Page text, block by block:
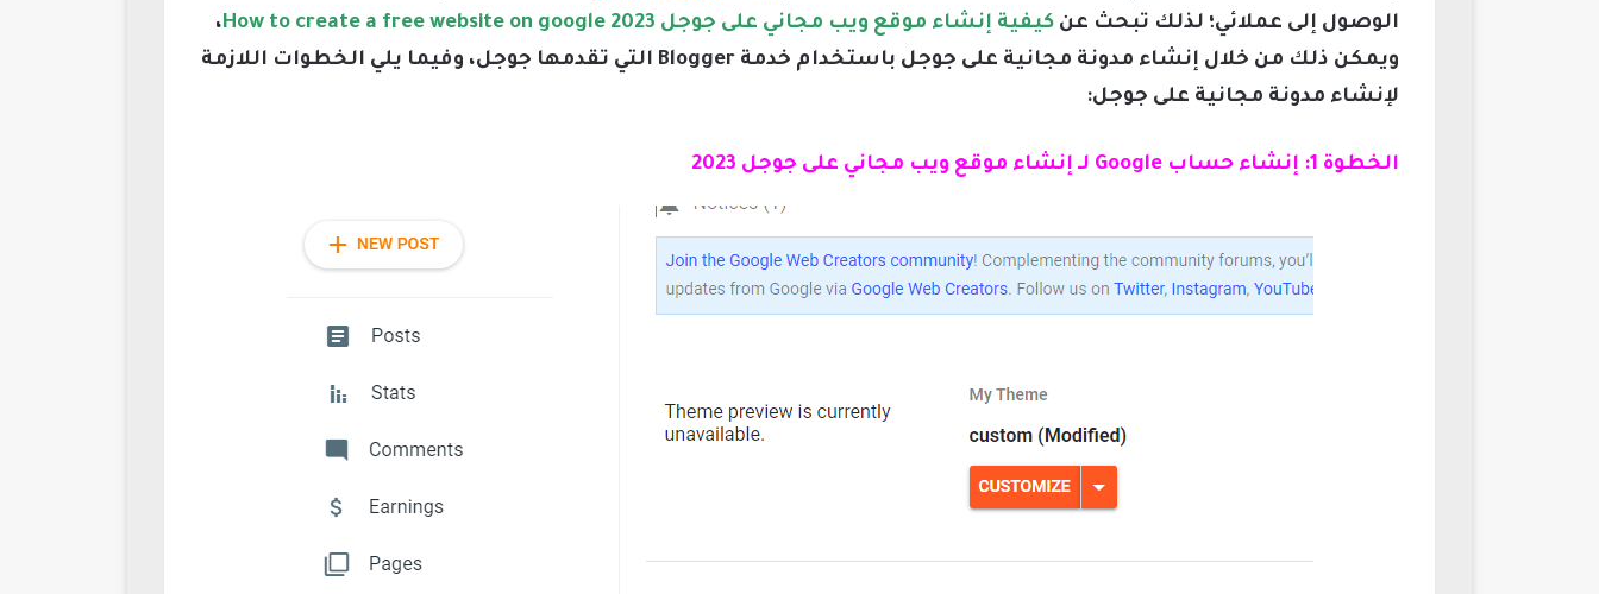
الوصول إلى عملائي؛ لذلك تبحث عن كيفية إنشاء موقع ويب مجاني على جوجل 2023 How to create a free website on google
،
ويمكن ذلك من خلال إنشاء مدونة مجانية على جوجل باستخدام خدمة Blogger التي تقدمها جوجل، وفيما يلي الخطوات اللازمة
لإنشاء مدونة مجانية على جوجل:
الخطوة 1: إنشاء حساب Google لـ إنشاء موقع ويب مجاني على جوجل 2023